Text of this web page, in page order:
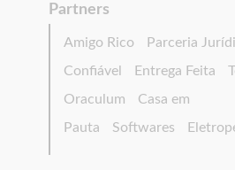
Partners
Amigo Rico Parceria
Confiável
Entrega Feita
Oraculum
Casa em
Pauta
Softwares